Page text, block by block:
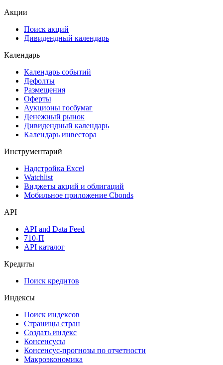
Акции
Поиск акций
Дивидендный календарь
Календарь
Календарь событий
Дефолты
Размещения
Оферты
Аукционы госбумаг
Денежный рынок
Дивидендный календарь
Календарь инвестора
Инструментарий
Надстройка Excel
Watchlist
Виджеты акций и облигаций
Мобильное приложение Cbonds
API
API and Data Feed
710-П
API каталог
Кредиты
Поиск кредитов
Индексы
Поиск индексов
Страницы стран
Создать индекс
Консенсусы
Консенсус-прогнозы по отчетности
Макроэкономика